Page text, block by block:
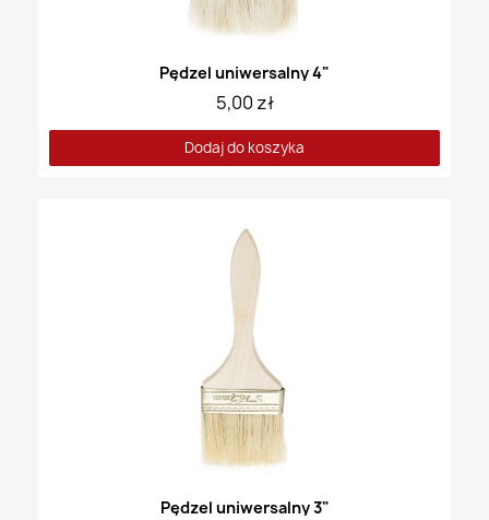
Pędzel uniwersalny 4"
5,00 zł
Dodaj do koszyka
Pędzel uniwersalny 3"